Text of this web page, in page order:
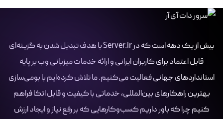
بیش از یک دهه است که در Server.ir با هدف تبدیل شدن به گزینه‌ای
قابل اعتماد برای کاربران ایرانی و ارائه خدمات میزبانی وب بر پایه
استانداردهای جهانی فعالیت می‌کنیم. ما تلاش کرده‌ایم با بومی‌سازی
بهترین راهکارهای بین‌المللی، خدماتی با کیفیت و قابل اتکا فراهم
کنیم چرا که باور داریم کسب‌وکارهایی که بر رفع نیاز و ایجاد ارزش